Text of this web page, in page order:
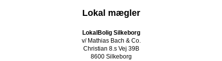
Lokal mægler
LokalBolig Silkeborg
v/ Mathias Bach & Co.
Christian 8.s Vej 39B
8600 Silkeborg